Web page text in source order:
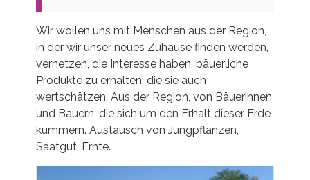
Wir wollen uns mit Menschen aus der Region,
in der wir unser neues Zuhause finden werden,
vernetzen, die Interesse haben, bäuerliche
Produkte zu erhalten, die sie auch
wertschätzen. Aus der Region, von Bäuerinnen
und Bauern, die sich um den Erhalt dieser Erde
kümmern. Austausch von Jungpflanzen,
Saatgut, Ernte.